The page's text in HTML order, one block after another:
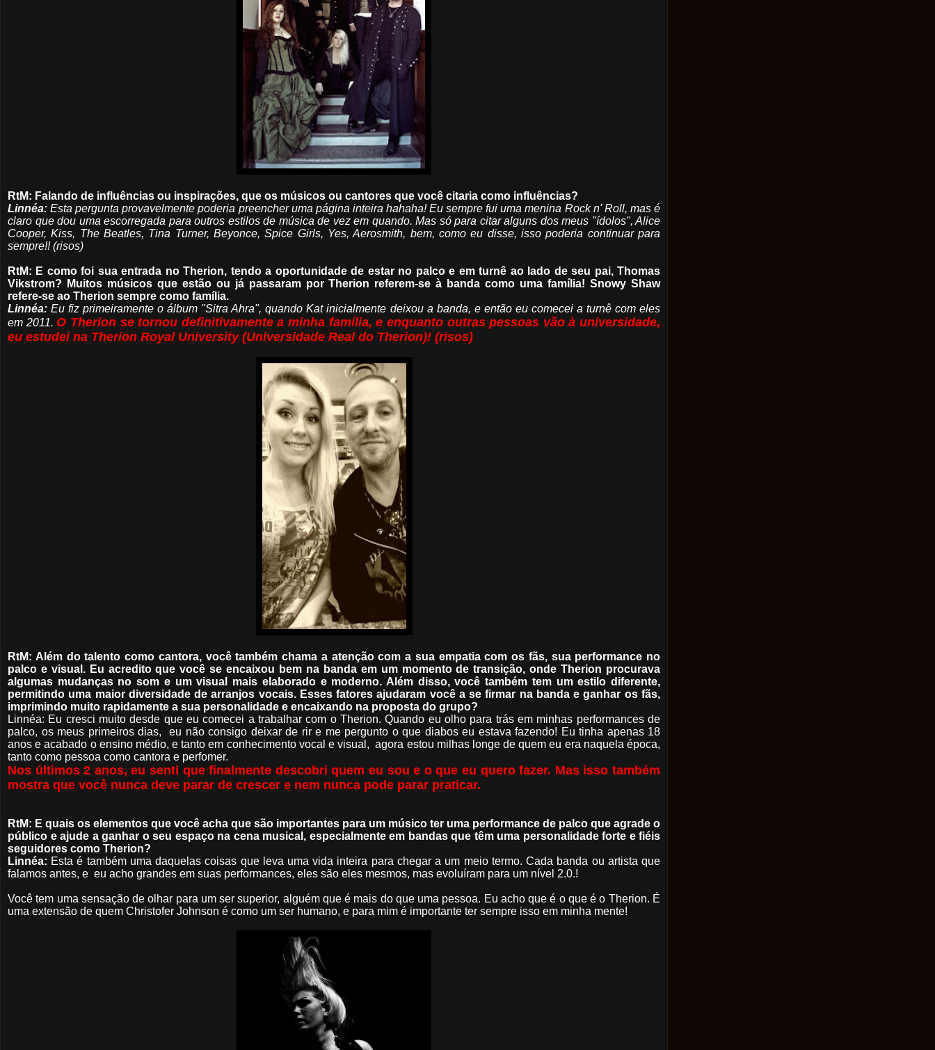
RtM: Falando de influências ou inspirações, que os músicos ou cantores que você citaria como influências?
Linnéa: Esta pergunta provavelmente poderia preencher uma página inteira hahaha! Eu sempre fui uma menina Rock n' Roll, mas é
claro que dou uma escorregada para outros estilos de música de vez em quando. Mas só para citar alguns dos meus "ídolos", Alice
Cooper, Kiss, The Beatles, Tina Turner, Beyonce, Spice Girls, Yes, Aerosmith, bem, como eu disse, isso poderia continuar para
sempre!! (risos)
RtM: E como foi sua entrada no Therion, tendo a oportunidade de estar no palco e em turnê ao lado de seu pai, Thomas
Vikstrom? Muitos músicos que estão ou já passaram por Therion referem-se à banda como uma família! Snowy Shaw
refere-se ao Therion sempre como família.
Linnéa: Eu fiz primeiramente o álbum "Sitra Ahra", quando Kat inicialmente deixou a banda, e então eu comecei a turnê com eles
em 2011. O Therion se tornou definitivamente a minha família, e enquanto outras pessoas vão à universidade,
eu estudei na Therion Royal University (Universidade Real do Therion)! (risos)
RtM: Além do talento como cantora, você também chama a atenção com a sua empatia com os fãs, sua performance no
palco e visual. Eu acredito que você se encaixou bem na banda em um momento de transição, onde Therion procurava
algumas mudanças no som e um visual mais elaborado e moderno. Além disso, você também tem um estilo diferente,
permitindo uma maior diversidade de arranjos vocais. Esses fatores ajudaram você a se firmar na banda e ganhar os fãs,
imprimindo muito rapidamente a sua personalidade e encaixando na proposta do grupo?
Linnéa: Eu cresci muito desde que eu comecei a trabalhar com o Therion. Quando eu olho para trás em minhas performances de
palco, os meus primeiros dias, eu não consigo deixar de rir e me pergunto o que diabos eu estava fazendo! Eu tinha apenas 18
anos e acabado o ensino médio, e tanto em conhecimento vocal e visual, agora estou milhas longe de quem eu era naquela época,
tanto como pessoa como cantora e perfomer.
Nos últimos 2 anos, eu senti que finalmente descobri quem eu sou e o que eu quero fazer. Mas isso também
mostra que você nunca deve parar de crescer e nem nunca pode parar praticar.
RtM: E quais os elementos que você acha que são importantes para um músico ter uma performance de palco que agrade o
público e ajude a ganhar o seu espaço na cena musical, especialmente em bandas que têm uma personalidade forte e fiéis
seguidores como Therion?
Linnéa: Esta é também uma daquelas coisas que leva uma vida inteira para chegar a um meio termo. Cada banda ou artista que
falamos antes, e eu acho grandes em suas performances, eles são eles mesmos, mas evoluíram para um nível 2.0.!
Você tem uma sensação de olhar para um ser superior, alguém que é mais do que uma pessoa. Eu acho que é o que é o Therion. É
uma extensão de quem Christofer Johnson é como um ser humano, e para mim é importante ter sempre isso em minha mente!